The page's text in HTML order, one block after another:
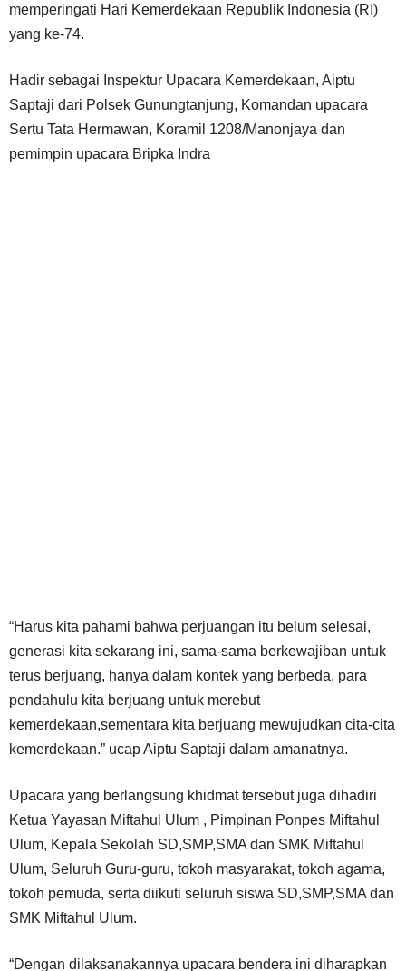
memperingati Hari Kemerdekaan Republik Indonesia (RI)
yang ke-74.
Hadir sebagai Inspektur Upacara Kemerdekaan, Aiptu
Saptaji dari Polsek Gunungtanjung, Komandan upacara
Sertu Tata Hermawan, Koramil 1208/Manonjaya dan
pemimpin upacara Bripka Indra
“Harus kita pahami bahwa perjuangan itu belum selesai,
generasi kita sekarang ini, sama-sama berkewajiban untuk
terus berjuang, hanya dalam kontek yang berbeda, para
pendahulu kita berjuang untuk merebut
kemerdekaan,sementara kita berjuang mewujudkan cita-cita
kemerdekaan.” ucap Aiptu Saptaji dalam amanatnya.
Upacara yang berlangsung khidmat tersebut juga dihadiri
Ketua Yayasan Miftahul Ulum , Pimpinan Ponpes Miftahul
Ulum, Kepala Sekolah SD,SMP,SMA dan SMK Miftahul
Ulum, Seluruh Guru-guru, tokoh masyarakat, tokoh agama,
tokoh pemuda, serta diikuti seluruh siswa SD,SMP,SMA dan
SMK Miftahul Ulum.
“Dengan dilaksanakannya upacara bendera ini diharapkan